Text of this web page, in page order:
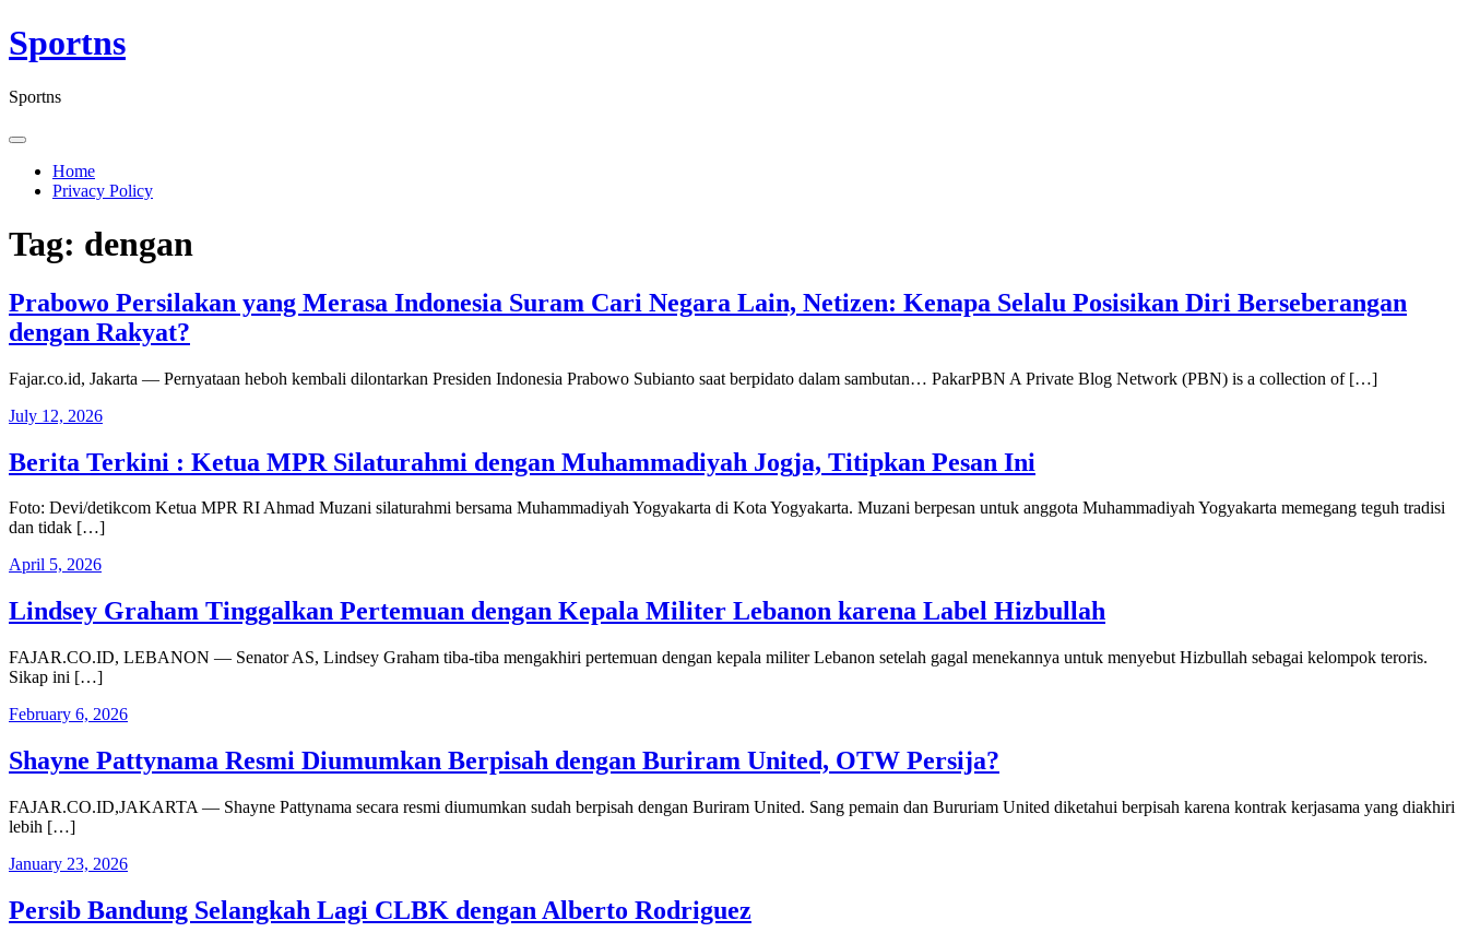
Skip
to
Sportns
Sportns
Home
Privacy Policy
Tag: dengan
Prabowo Persilakan yang Merasa Indonesia Suram Cari Negara Lain, Netizen: Kenapa Selalu Posisikan Diri Berseberangan
dengan Rakyat?
Fajar.co.id, Jakarta — Pernyataan heboh kembali dilontarkan Presiden Indonesia Prabowo Subianto saat berpidato dalam sambutan… PakarPBN A Private Blog Network (PBN) is a collection of […]
July 12, 2026
Berita Terkini : Ketua MPR Silaturahmi dengan Muhammadiyah Jogja, Titipkan Pesan Ini
Foto: Devi/detikcom Ketua MPR RI Ahmad Muzani silaturahmi bersama Muhammadiyah Yogyakarta di Kota Yogyakarta. Muzani berpesan untuk anggota Muhammadiyah Yogyakarta memegang teguh tradisi
dan tidak […]
April 5, 2026
Lindsey Graham Tinggalkan Pertemuan dengan Kepala Militer Lebanon karena Label Hizbullah
FAJAR.CO.ID, LEBANON — Senator AS, Lindsey Graham tiba-tiba mengakhiri pertemuan dengan kepala militer Lebanon setelah gagal menekannya untuk menyebut Hizbullah sebagai kelompok teroris.
Sikap ini […]
February 6, 2026
Shayne Pattynama Resmi Diumumkan Berpisah dengan Buriram United, OTW Persija?
FAJAR.CO.ID,JAKARTA — Shayne Pattynama secara resmi diumumkan sudah berpisah dengan Buriram United. Sang pemain dan Bururiam United diketahui berpisah karena kontrak kerjasama yang diakhiri
lebih […]
January 23, 2026
Persib Bandung Selangkah Lagi CLBK dengan Alberto Rodriguez